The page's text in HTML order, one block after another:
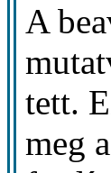
A
tett.
meg